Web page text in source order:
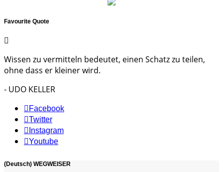
Favourite Quote
Wissen zu vermitteln bedeutet, einen Schatz zu teilen,
ohne dass er kleiner wird.
- UDO KELLER
Facebook
Twitter
Instagram
Youtube
(Deutsch) WEGWEISER